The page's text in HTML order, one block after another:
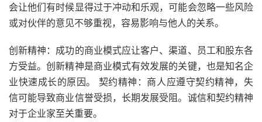
会让他们有时候显得过于冲动和乐观，可能会忽略一些风险
或对伙伴的意见不够重视，容易影响与他人的关系。
创新精神：成功的商业模式应让客户、渠道、员工和股东各
方受益。创新精神是商业模式有效发展的关键，也是知名企
业快速成长的原因。 契约精神：商人应遵守契约精神，失
信可能导致商业信誉受损，长期发展受阻。诚信和契约精神
对于企业家至关重要。